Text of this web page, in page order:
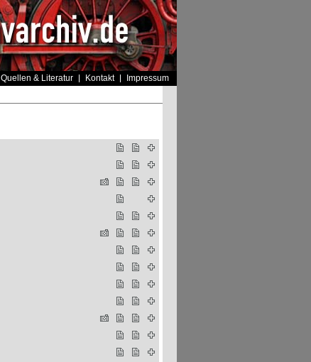
Quellen & Literatur Kontakt Impressum